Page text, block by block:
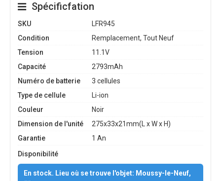
Spécificfation
SKU
LFR945
Condition
Remplacement, Tout Neuf
Tension
11.1V
Capacité
2793mAh
Numéro de batterie
3 cellules
Type de cellule
Li-ion
Couleur
Noir
Dimension de l'unité
275x33x21mm(L x W x H)
Garantie
1 An
Disponibilité
En stock. Lieu où se trouve l'objet: Moussy-le-Neuf,